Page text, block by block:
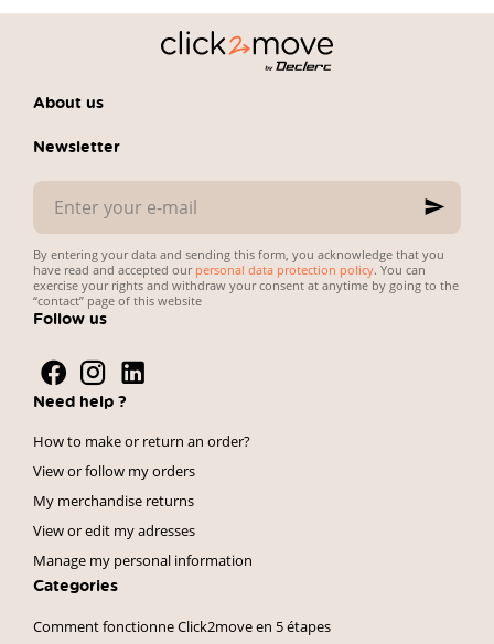
Newsletter
Enter
your
e-
mail
By entering your data and sending this form, you acknowledge that you
have read and accepted our personal data protection policy. You can
exercise your rights and withdraw your consent at anytime by going to the
“contact” page of this website
About us
Follow us
Need help ?
How to make or return an order?
View or follow my orders
My merchandise returns
View or edit my adresses
Manage my personal information
Categories
Comment fonctionne Click2move en 5 étapes